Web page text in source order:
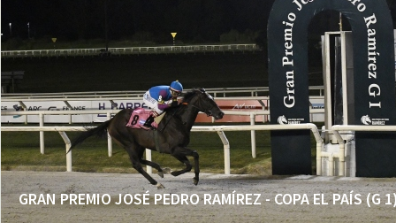
GRAN PREMIO JOSÉ PEDRO RAMÍREZ - COPA EL PAÍS (G